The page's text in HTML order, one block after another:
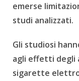
emerse
studi analizzati.
Gli studiosi
agli effetti degli
sigarette